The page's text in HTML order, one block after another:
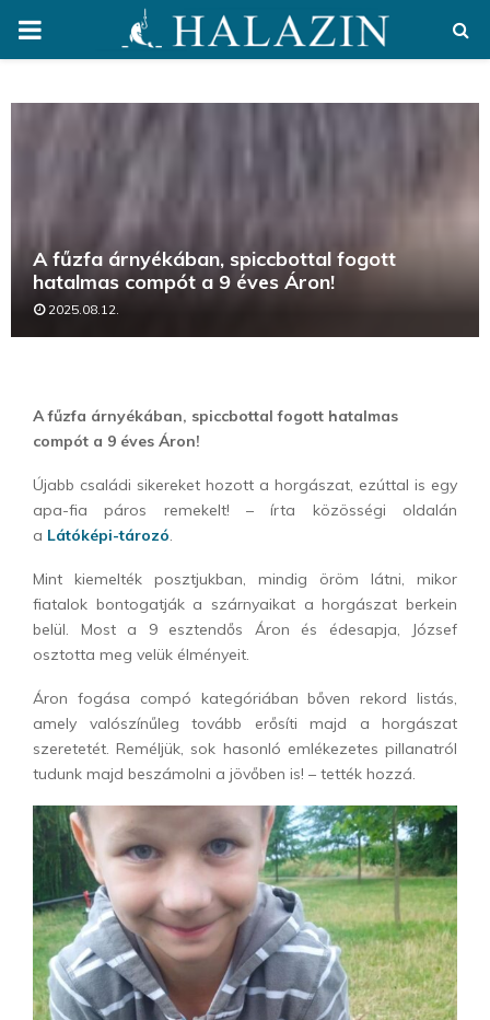
PRIMARY
A fűzfa árnyékában, spiccbottal fogott
hatalmas compót a 9 éves Áron!
2025.08.12.
A fűzfa árnyékában, spiccbottal fogott hatalmas
compót a 9 éves Áron!
Újabb családi sikereket hozott a horgászat, ezúttal is egy
apa-fia páros remekelt! – írta közösségi oldalán
a Látóképi-tározó.
Mint kiemelték posztjukban, mindig öröm látni, mikor
fiatalok bontogatják a szárnyaikat a horgászat berkein
belül. Most a 9 esztendős Áron és édesapja, József
osztotta meg velük élményeit.
Áron fogása compó kategóriában bőven rekord listás,
amely valószínűleg tovább erősíti majd a horgászat
szeretetét. Reméljük, sok hasonló emlékezetes pillanatról
tudunk majd beszámolni a jövőben is! – tették hozzá.